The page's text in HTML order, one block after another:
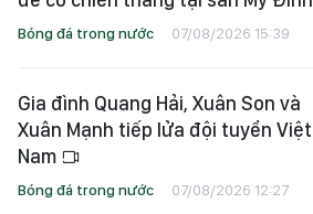
Bóng đá trong nước 07/08/2026 15:39
Gia đình Quang Hải, Xuân Son và
Xuân Mạnh tiếp lửa đội tuyển Việt
Nam
Bóng đá trong nước 07/08/2026 12:27